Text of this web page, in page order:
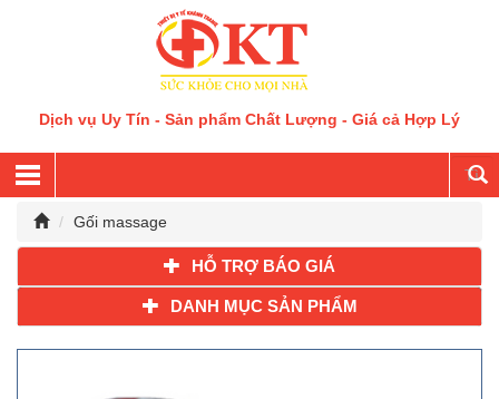
Dịch vụ Uy Tín - Sản phẩm Chất Lượng - Giá cả Hợp Lý
Gối massage
HỖ TRỢ BÁO GIÁ
DANH MỤC SẢN PHẨM